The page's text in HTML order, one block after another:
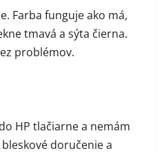
Farba funguje ako má,
tmavá a sýta čierna.
problémov.
z 5 hviezdičiek.
HP tlačiarne a nemám
doručenie a